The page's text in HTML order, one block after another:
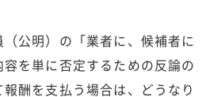
公明）の「業者に、候補者に
を単に否定するための反論の
酬を支払う場合は、どうなり